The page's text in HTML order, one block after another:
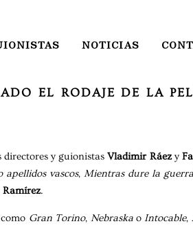
NOTICIAS
EL RODAJE DE LA
directores y guionistasVladimir Ráezy
apellidos vascos,Mientras dure la guerra
.
Gran Torino, NebraskaoIntocable,